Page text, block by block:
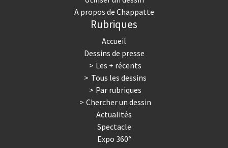
A propos de Chappatte
Rubriques
Accueil
Dessins de presse
Les + récents
Tous les dessins
Par rubriques
Chercher un dessin
Actualités
Spectacle
Expo 360°